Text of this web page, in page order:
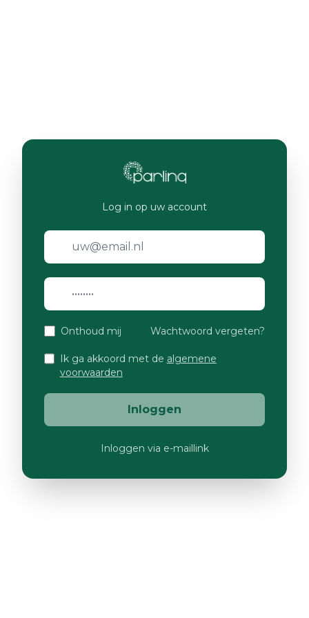
Log in op uw account
Onthoud mij Wachtwoord vergeten?
Ik ga akkoord met de algemene
voorwaarden
Inloggen
Inloggen via e-maillink